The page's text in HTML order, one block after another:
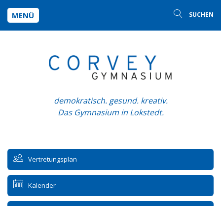
MENÜ SUCHEN
demokratisch. gesund. kreativ.
Das Gymnasium in Lokstedt.
Vertretungsplan
Kalender